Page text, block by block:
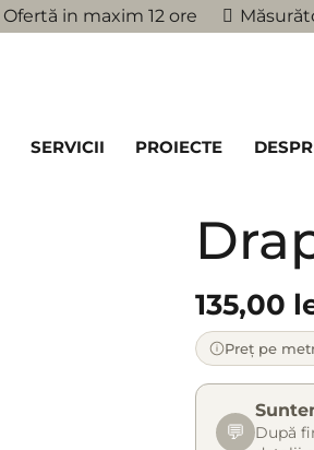
Ofertă in maxim 12 ore
SERVICII PROIECTE
135,00
Preț pe
💬
După